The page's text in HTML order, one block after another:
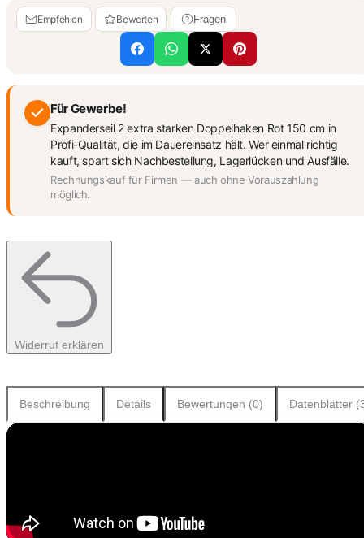
Empfehlen Bewerten Fragen
Für Gewerbe!
Expanderseil 2 extra starken Doppelhaken Rot 150 cm in
Profi-Qualität, die im Dauereinsatz hält. Wer einmal richtig
kauft, spart sich Nachbestellung, Lagerlücken und Ausfälle.
Rechnungskauf für Firmen — auch ohne Vorauszahlung
möglich.
Widerruf erklären
Beschreibung Details Bewertungen (0) Datenblätter